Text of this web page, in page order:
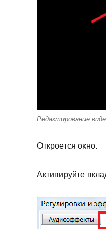
Редактирование
Откроется окно.
Активируйте